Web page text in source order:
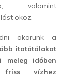
valamint
okoz.
akarunk a
itatótálakat
meleg időben
friss vízhez